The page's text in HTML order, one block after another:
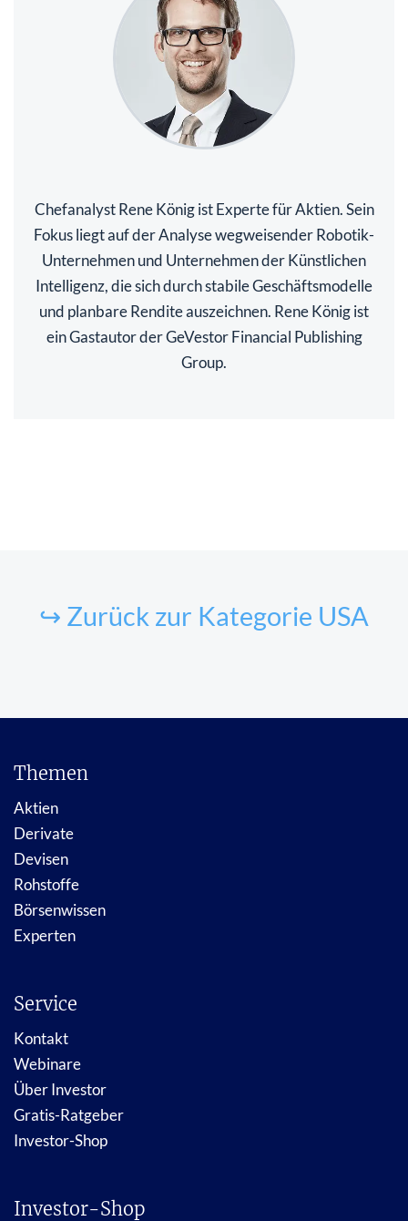
Chefanalyst Rene König ist Experte für Aktien. Sein
Fokus liegt auf der Analyse wegweisender Robotik-
Unternehmen und Unternehmen der Künstlichen
Intelligenz, die sich durch stabile Geschäftsmodelle
und planbare Rendite auszeichnen. Rene König ist
ein Gastautor der GeVestor Financial Publishing
Group.
↪ Zurück zur Kategorie USA
Themen
Aktien
Derivate
Devisen
Rohstoffe
Börsenwissen
Experten
Service
Kontakt
Webinare
Über Investor
Gratis-Ratgeber
Investor-Shop
Investor-Shop